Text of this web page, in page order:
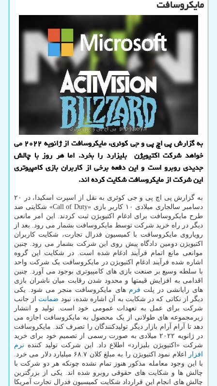
مایکروسافت
به گزارش پی اچ پی و جی کوئری، مایکروسافت از ژانویه ۲۰۲۲ می
خواهد شرکت اکتیویژن بلیزارد را بخرد. اما هر روز با چالش
جدیدی روبرو است و این دفعه برخی از کاربران بازی کامپیوتری
این شرکت از مایکروسافت شکایت کرده اند.
به گزارش پی اچ پی و جی کوئری به نقل از اسپرت اسکیدا، در ۲۰
دسامبر سالجاری میلادی ۱۰ کاربر بازی «Call of Duty» شکایتی ضد
طرح مایکروسافت برای ادغام اکتیویژن ثبت کردند. این امر مانعی
دیگر در راه خرید شرکت توسط مایکروسافت بشمار می رود. بعد از
رویاروی مایکروسافت با کمیسیون فدرال تجارت، شکایت کاربران
اکتیویژن دومین دادگاه پیش روی این شرکت بشمار می رود. چنین
موانعی مانع اتمام فرآیند ادغام شده است. در شکایت این گروه
اشاره شده فرآیند ادغام اکتیویژن در مایکروسافت یک شرکت واحد
با سلطه وسیع بر صنعت بازی های کامپیوتری بوجود می آورد. چنین
اقدامی به افزایش قیمتها و محدود شدن رقابت میان ناشران بازی
های رایانشی در پلت فرم های مایکروسافت منجر می شود. یکی
دیگر از نکاتی که در شکایت به آن اشاره شده، نبود ضمانت از جانب
شرکت برای عمل به تعهدات عمومی خود است. تولید و انتشار
زیرمجموعه های طولانی از یک محصول به مایکروسافت اجازه می
دهد تا آرام آرام بازار دیگر تولیدکنندگان را تصرف کند. مایکروسافت
در ژانویه ۲۰۲۲ میلادی به صورت رسمی از تصمیم خود برای خرید
شرکت «اکتیویژن بلیزارد» اطلاع داد. این شرکت تولید کننده نرم
افزار
اعلام نمود اکتیویژن را به مبلغ کلان ۶۸.۷ میلیارد دلار می خرد.
با این وجود معامله مذکور هنوز تمام نشده چونکه هر دو شرکت با
چالش ها و شکایت های حقوقی روبرو شده اند. یکی از بزرگترین
چالش های انجام این قرارداد شکایت کمیسیون فدرال تجارت آمریکا